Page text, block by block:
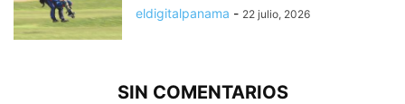
eldigitalpanama - 22 julio, 2026
SIN COMENTARIOS